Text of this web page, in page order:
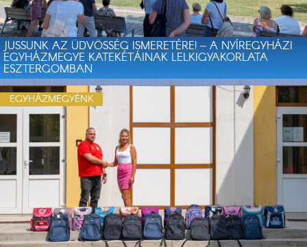
JUSSUNK AZ ÜDVÖSSÉG ISMERETÉRE! – A NYÍREGYHÁZI
EGYHÁZMEGYE KATEKÉTÁINAK LELKIGYAKORLATA
ESZTERGOMBAN
EGYHÁZMEGYÉNK